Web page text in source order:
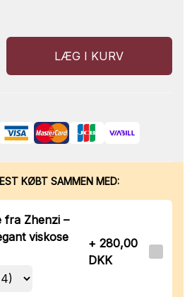
LÆG I KURV
KØBT SAMMEN MED:
fra Zhenzi –
viskose
+ 280,00
DKK